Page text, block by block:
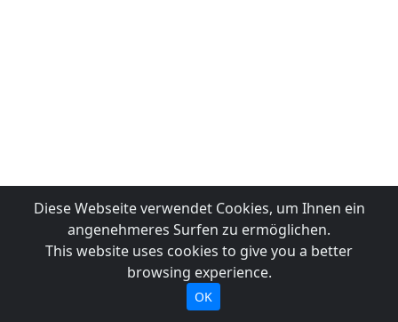
Diese Webseite verwendet Cookies, um Ihnen ein
angenehmeres Surfen zu ermöglichen.
This website uses cookies to give you a better
browsing experience.
OK